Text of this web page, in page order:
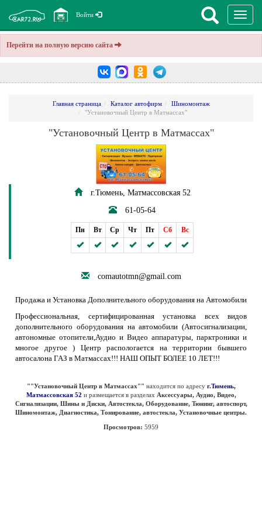
Перейти на полную версию сайта
Войти
Главная страница Каталог автофирм
Шиномонтаж
"Установочный Центр в Матмассах"
"Установочный Центр в Матмассах"
г.Тюмень, Матмассовская 52
61-05-64
Пн Вт Ср Чт Пт Сб Вс
comautotmn@gmail.com
Продажа и Установка Дополнительного оборудования на Автомобили
Профессиональная, сертифицированная установка всех видов
дополнительного оборудования на автомобили (Автосигнализации,
автономные отопители,Аудио и Видео аппаратуры, парктроники и
многое другое ) Центр распологается на территории бывшего
автосалона ГАЗ в Матмассах!!! НАШ ОПЫТ БОЛЕЕ 10 ЛЕТ!!!
""Установочный Центр в Матмассах"" находится по адресу г.Тюмень,
Матмассовская 52 и размещается в разделах Аксессуары, Аудио, Видео,
Сигнализации, Шины и Диски, Автостекла, Оборудование, Тюнинг, автоспорт,
Шиномонтаж, Диагностика, Тонирование, автостекла, Установочные центры.
Просмотров: 5959